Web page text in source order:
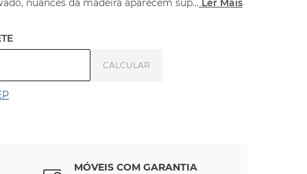
nuances da madeira aparecem sup... Ler Mais
MÓVEIS COM GARANTIA